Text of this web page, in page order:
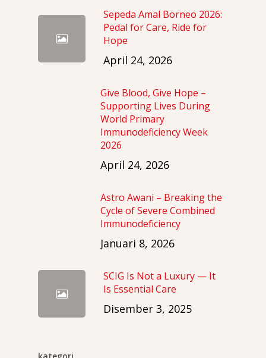
Sepeda Amal Borneo 2026:
Pedal for Care, Ride for
Hope
April 24, 2026
Give Blood, Give Hope –
Supporting Lives During
World Primary
Immunodeficiency Week
2026
April 24, 2026
Astro Awani – Breaking the
Cycle of Severe Combined
Immunodeficiency
Januari 8, 2026
SCIG Is Not a Luxury — It
Is Essential Care
Disember 3, 2025